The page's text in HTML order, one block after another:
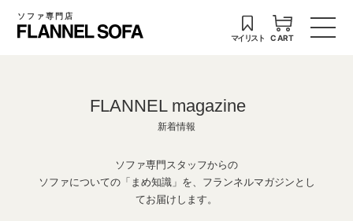
ソファ専門店
マイリスト CART
FLANNEL magazine
新着情報
ソファ専門スタッフからの
ソファについての「まめ知識」を、フランネルマガジンとし
てお届けします。